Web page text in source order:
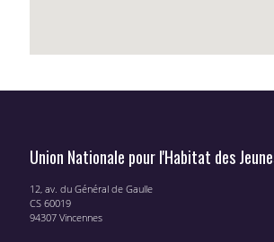
Union Nationale pour l'Habitat des
12, av. du Général de Gaulle
CS 60019
94307 Vincennes